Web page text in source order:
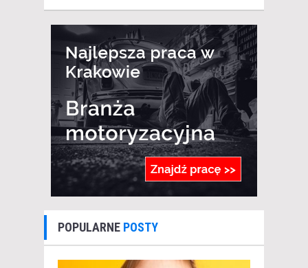
POPULARNE POSTY